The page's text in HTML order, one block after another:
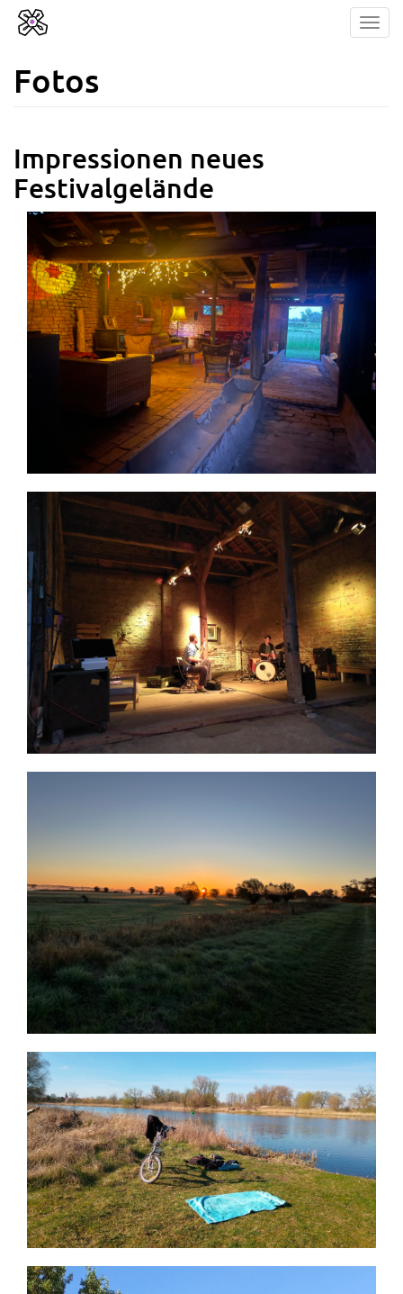
Direkt
zum
Fotos
Impressionen neues
Festivalgelände